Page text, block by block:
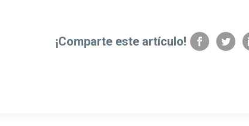
¡Comparte este artículo!